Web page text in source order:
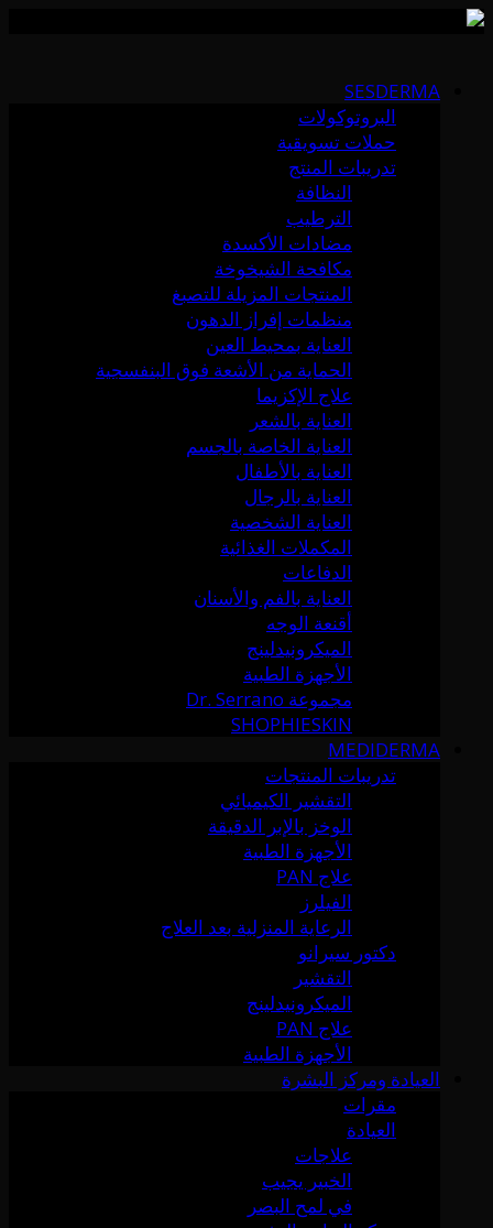
content
SESDERMA
البروتوكولات
حملات تسويقية
تدريبات المنتج
النظافة
الترطيب
مضادات الأكسدة
مكافحة الشيخوخة
المنتجات المزيلة للتصبغ
منظمات إفراز الدهون
العناية بمحيط العين
الحماية من الأشعة فوق البنفسجية
علاج الإكزيما
العناية بالشعر
العناية الخاصة بالجسم
العناية بالأطفال
العناية بالرجال
العناية الشخصية
المكملات الغذائية
الدفاعات
العناية بالفم والأسنان
أقنعة الوجه
الميكرونيدلينج
الأجهزة الطبية
مجموعة Dr. Serrano
SHOPHIESKIN
MEDIDERMA
تدريبات المنتجات
التقشير الكيميائي
الوخز بالإبر الدقيقة
الأجهزة الطبية
علاج PAN
الفيلرز
الرعاية المنزلية بعد العلاج
دكتور سيرانو
التقشير
الميكرونيدلينج
علاج PAN
الأجهزة الطبية
العيادة ومركز البشرة
مقرات
العيادة
علاجات
الخبير يجيب
في لمح البصر